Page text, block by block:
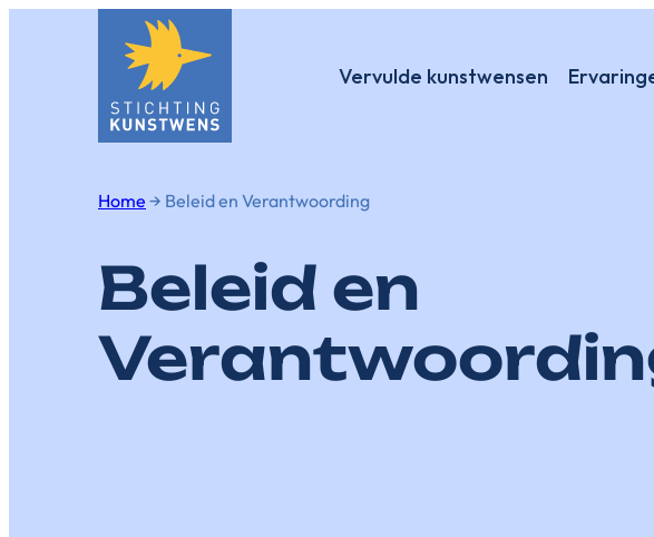
Vervulde kunstwensen
Home → Beleid en Verantwoording
Beleid en